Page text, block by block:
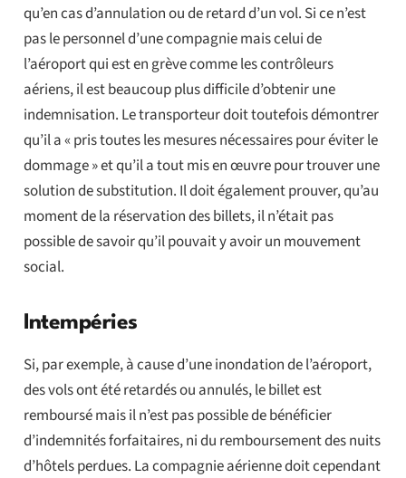
qu’en cas d’annulation ou de retard d’un vol. Si ce n’est
pas le personnel d’une compagnie mais celui de
l’aéroport qui est en grève comme les contrôleurs
aériens, il est beaucoup plus difficile d’obtenir une
indemnisation. Le transporteur doit toutefois démontrer
qu’il a « pris toutes les mesures nécessaires pour éviter le
dommage » et qu’il a tout mis en œuvre pour trouver une
solution de substitution. Il doit également prouver, qu’au
moment de la réservation des billets, il n’était pas
possible de savoir qu’il pouvait y avoir un mouvement
social.
Intempéries
Si, par exemple, à cause d’une inondation de l’aéroport,
des vols ont été retardés ou annulés, le billet est
remboursé mais il n’est pas possible de bénéficier
d’indemnités forfaitaires, ni du remboursement des nuits
d’hôtels perdues. La compagnie aérienne doit cependant